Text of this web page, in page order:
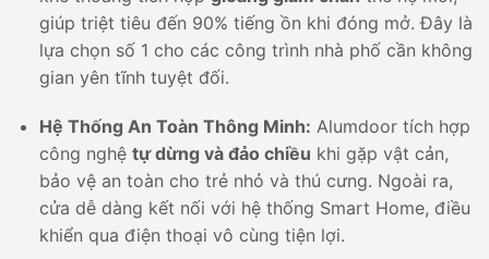
giúp triệt tiêu đến 90% tiếng ồn khi đóng mở. Đây là
lựa chọn số 1 cho các công trình nhà phố cần không
gian yên tĩnh tuyệt đối.
Hệ Thống An Toàn Thông Minh: Alumdoor tích hợp
công nghệ tự dừng và đảo chiều khi gặp vật cản,
bảo vệ an toàn cho trẻ nhỏ và thú cưng. Ngoài ra,
cửa dễ dàng kết nối với hệ thống Smart Home, điều
khiển qua điện thoại vô cùng tiện lợi.